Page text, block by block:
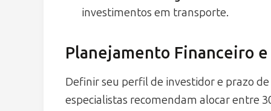
investimentos em transporte.
Planejamento Financeiro
Definir seu perfil de investidor e prazo
especialistas recomendam alocar entre